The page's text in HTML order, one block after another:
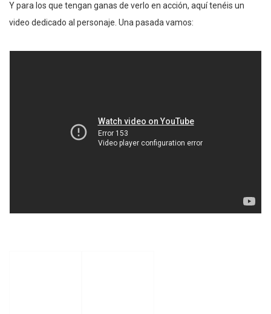
Y para los que tengan ganas de verlo en acción, aquí tenéis un
video dedicado al personaje. Una pasada vamos: